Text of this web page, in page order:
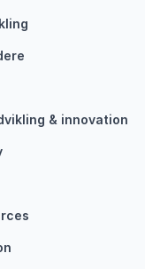
​& innovation​